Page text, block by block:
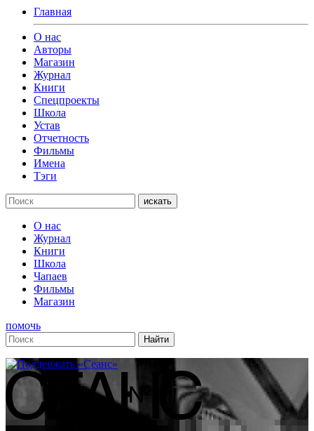
Главная
О нас
Авторы
Магазин
Журнал
Книги
Спецпроекты
Школа
Устав
Отчетность
Фильмы
Имена
Тэги
искать
О нас
Журнал
Книги
Школа
Чапаев
Фильмы
Магазин
помочь